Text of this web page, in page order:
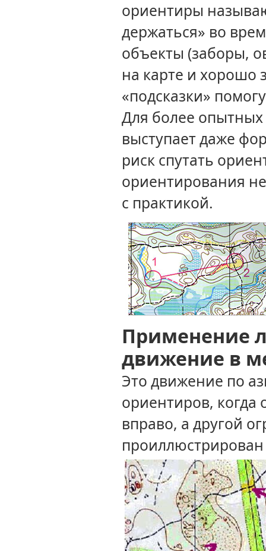
ориентиры
держаться» во
объекты (заборы,
на карте и хорошо
«подсказки»
Для более
выступает даже
риск спутать
ориентирования
с практикой.
Применение
движение в
Это движение по
ориентиров, когда
вправо, а другой